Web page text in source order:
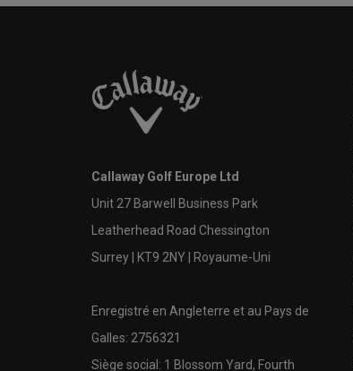
Callaway Golf Europe Ltd
Unit 27 Barwell Business Park
Leatherhead Road Chessington
Surrey | KT9 2NY | Royaume-Uni
Enregistré en Angleterre et au Pays de
Galles: 2756321
Siège social: 1 Blossom Yard, Fourth